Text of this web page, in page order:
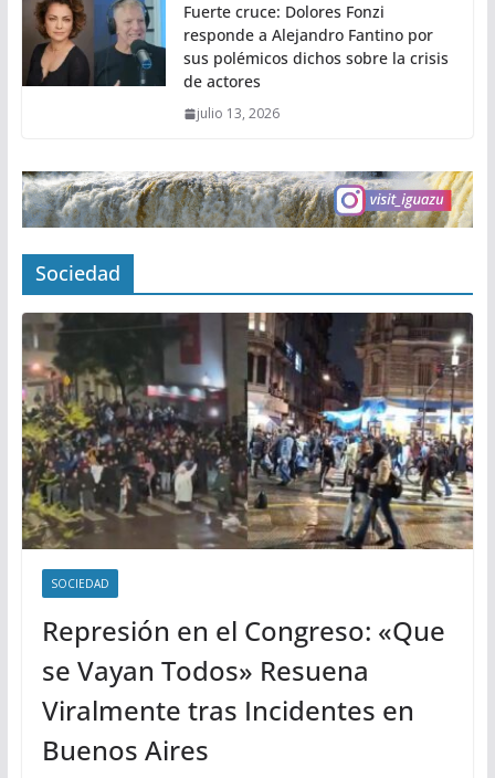
Fuerte cruce: Dolores Fonzi
responde a Alejandro Fantino por
sus polémicos dichos sobre la crisis
de actores
julio 13, 2026
Sociedad
SOCIEDAD
Represión en el Congreso: «Que
se Vayan Todos» Resuena
Viralmente tras Incidentes en
Buenos Aires